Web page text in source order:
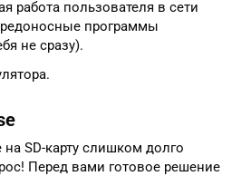
работа пользователя в сети
программы
не сразу).
SD-карту слишком долго
Перед вами готовое решение